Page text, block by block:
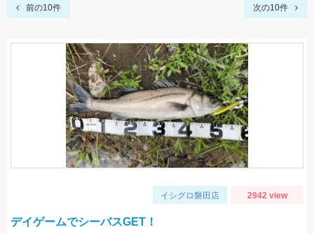
前の10件 次の10件
イシグロ磐田店 2942 view
デイゲームでシーバスGET！